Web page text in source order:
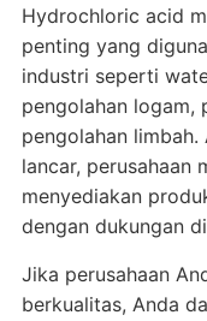
Hydrochloric acid
penting yang
industri seperti
pengolahan logam,
pengolahan
lancar, perusahaan
menyediakan
dengan dukungan
Jika perusahaan
berkualitas, Anda